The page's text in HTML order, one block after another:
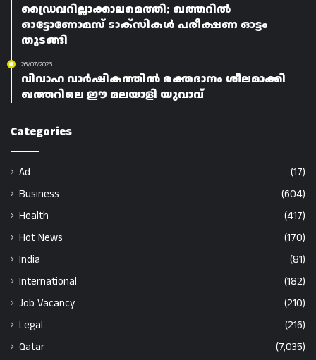
ഡ്രൈവറില്ലാക്കാലമെത്തി; ഖത്തറിൽ
ഓട്ടോണോമസ് ടാക്സികൾ പരീക്ഷണ ഓട്ടം
തുടങ്ങി
26/07/2023
വിവാഹ വാർഷികത്തിൽ രക്തദാനം ശീലമാക്കി
ഖത്തറിലെ ഈ മലയാളി യുവാവ്
Categories
Ad
(17)
Business
(604)
Health
(417)
Hot News
(170)
India
(81)
International
(182)
Job Vacancy
(210)
Legal
(216)
Qatar
(7,035)